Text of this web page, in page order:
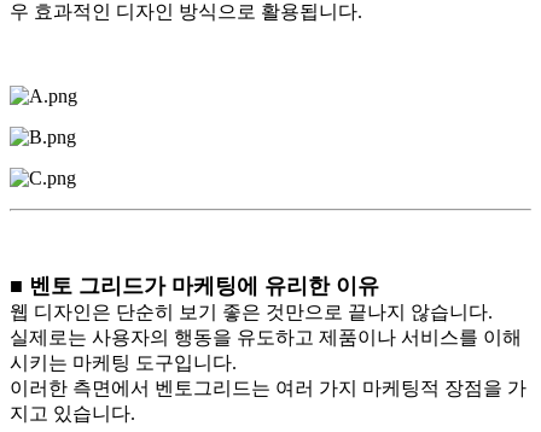
우 효과적인 디자인 방식으로 활용됩니다.
■ 벤토 그리드가 마케팅에 유리한 이유
웹 디자인은 단순히 보기 좋은 것만으로 끝나지 않습니다.
실제로는 사용자의 행동을 유도하고 제품이나 서비스를 이해
시키는 마케팅 도구입니다.
이러한 측면에서 벤토그리드는 여러 가지 마케팅적 장점을 가
지고 있습니다.